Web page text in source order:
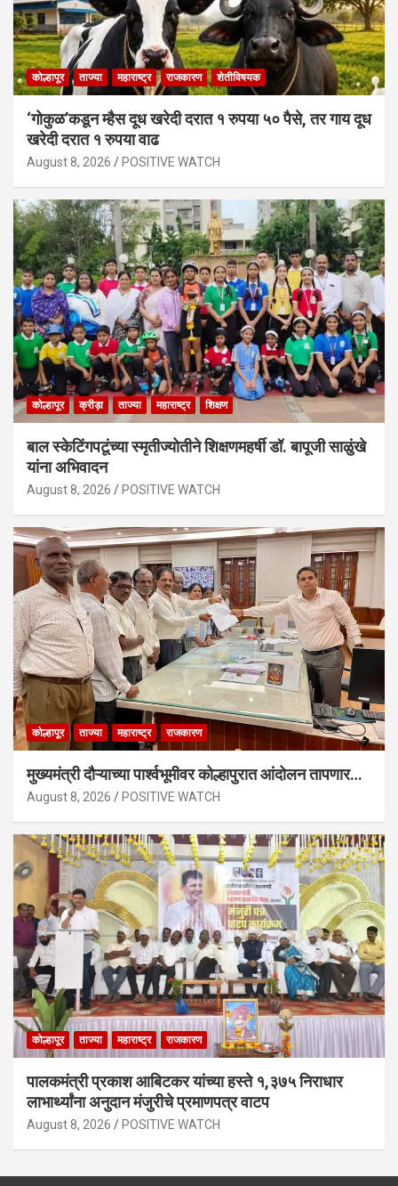
कोल्हापूर ताज्या महाराष्ट्र राजकारण शेतीविषयक
‘गोकुळ’कडून म्हैस दूध खरेदी दरात १ रुपया ५० पैसे, तर गाय दूध
खरेदी दरात १ रुपया वाढ
August 8, 2026 POSITIVE WATCH
कोल्हापूर क्रीड़ा ताज्या महाराष्ट्र शिक्षण
बाल स्केटिंगपटूंच्या स्मृतीज्योतीने शिक्षणमहर्षी डॉ. बापूजी साळुंखे
यांना अभिवादन
August 8, 2026 POSITIVE WATCH
कोल्हापूर ताज्या महाराष्ट्र राजकारण
मुख्यमंत्री दौऱ्याच्या पार्श्वभूमीवर कोल्हापुरात आंदोलन तापणार…
August 8, 2026 POSITIVE WATCH
कोल्हापूर ताज्या महाराष्ट्र राजकारण
पालकमंत्री प्रकाश आबिटकर यांच्या हस्ते १,३७५ निराधार
लाभार्थ्यांना अनुदान मंजुरीचे प्रमाणपत्र वाटप
August 8, 2026 POSITIVE WATCH